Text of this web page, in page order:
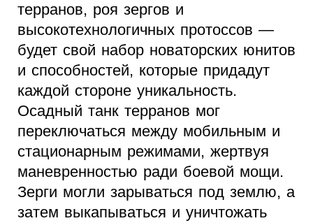
терранов, роя зергов и
высокотехнологичных протоссов —
будет свой набор новаторских юнитов
и способностей, которые придадут
каждой стороне уникальность.
Осадный танк терранов мог
переключаться между мобильным и
стационарным режимами, жертвуя
маневренностью ради боевой мощи.
Зерги могли зарываться под землю, а
затем выкапываться и уничтожать